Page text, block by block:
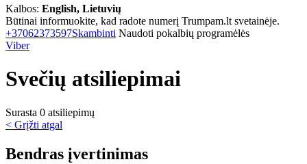
Kalbos: English, Lietuvių
Būtinai informuokite, kad radote numerį Trumpam.lt svetainėje.
+37062373597Skambinti Naudoti pokalbių programėlės
Viber
Svečių atsiliepimai
Surasta 0 atsiliepimų
< Grįžti atgal
Bendras įvertinimas